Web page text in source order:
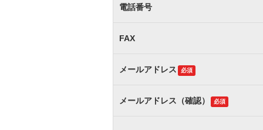
電話番号
FAX
メールアドレス 必須
メールアドレス（確認） 必須